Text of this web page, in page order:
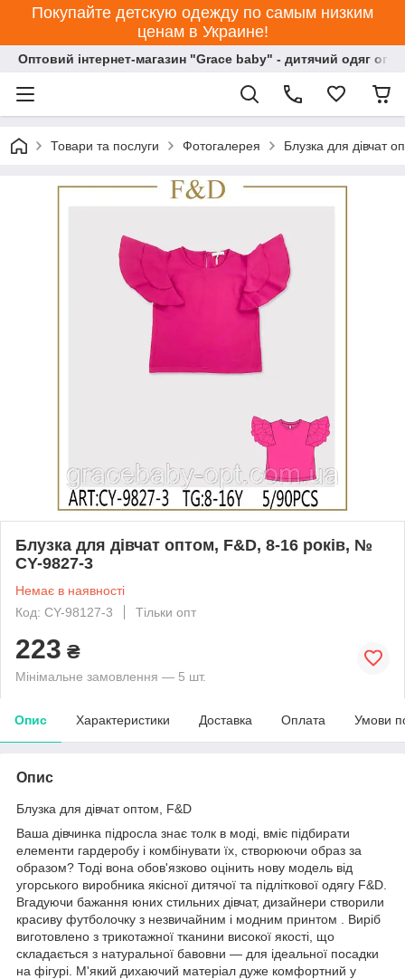
Покупайте детскую одежду по самым низким
ценам в Украине!
Оптовий інтернет-магазин "Grace baby" - дитячий одяг
Товари та послуги Фотогалерея Блузка для дівчат
Блузка для дівчат оптом, F&D, 8-16 років, №
CY-9827-3
Немає в наявності
Код: CY-98127-3
Тільки опт
223 ₴
Мінімальне замовлення — 5 шт.
Опис Характеристики Доставка Оплата Умови
Опис
Блузка для дівчат оптом, F&D
Ваша дівчинка підросла знає толк в моді, вміє підбирати
елементи гардеробу і комбінувати їх, створюючи образ за
образом? Тоді вона обов'язково оцінить нову модель від
угорського виробника якісної дитячої та підліткової одягу F&D.
Вгадуючи бажання юних стильних дівчат, дизайнери створили
красиву футболочку з незвичайним і модним принтом . Виріб
виготовлено з трикотажної тканини високої якості, що
складається з натуральної бавовни — для ідеальної посадки
на фігурі. М'який дихаючий матеріал дуже комфортний у